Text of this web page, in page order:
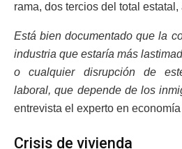
rama, dos tercios del total estatal,
Está bien documentado que la
industria que estaría más
o cualquier disrupción de
laboral, que depende de los
entrevista el experto en
Crisis de vivienda